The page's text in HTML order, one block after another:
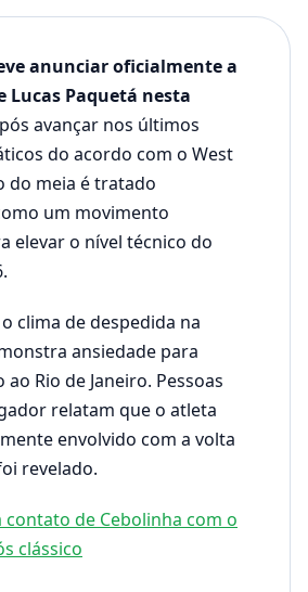
anunciar oficialmente a
Lucas Paquetá nesta
avançar nos últimos
do acordo com o West
do meia é tratado
um movimento
elevar o nível técnico do
clima de despedida na
ansiedade para
Rio de Janeiro. Pessoas
relatam que o atleta
envolvido com a volta
revelado.
contato de Cebolinha com o
clássico